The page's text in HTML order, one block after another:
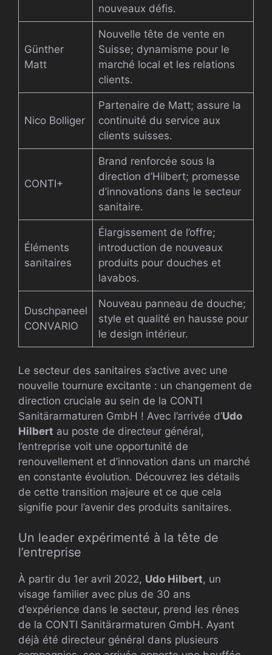
nouveaux défis.
Günther
Matt
Nouvelle tête de vente en
Suisse; dynamisme pour le
marché local et les relations
clients.
Nico Bolliger
Partenaire de Matt; assure la
continuité du service aux
clients suisses.
CONTI+
Brand renforcée sous la
direction d’Hilbert; promesse
d’innovations dans le secteur
sanitaire.
Éléments
sanitaires
Élargissement de l’offre;
introduction de nouveaux
produits pour douches et
lavabos.
Duschpaneel
CONVARIO
Nouveau panneau de douche;
style et qualité en hausse pour
le design intérieur.
Le secteur des sanitaires s’active avec une
nouvelle tournure excitante : un changement de
direction cruciale au sein de la CONTI
Sanitärarmaturen GmbH ! Avec l’arrivée d’Udo
Hilbert au poste de directeur général,
l’entreprise voit une opportunité de
renouvellement et d’innovation dans un marché
en constante évolution. Découvrez les détails
de cette transition majeure et ce que cela
signifie pour l’avenir des produits sanitaires.
Un leader expérimenté à la tête de
l’entreprise
À partir du 1er avril 2022, Udo Hilbert, un
visage familier avec plus de 30 ans
d’expérience dans le secteur, prend les rênes
de la CONTI Sanitärarmaturen GmbH. Ayant
déjà été directeur général dans plusieurs